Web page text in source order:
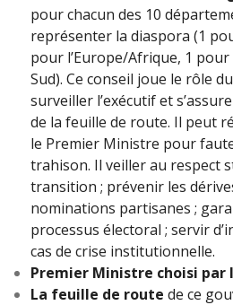
pour chacun des 10
représenter la diaspora (1
pour l’Europe/Afrique, 1
Sud). Ce conseil joue le rôle
surveiller l’exécutif et
de la feuille de route. Il peut
le Premier Ministre pour
trahison. Il veiller au respect
transition ; prévenir les
nominations partisanes ;
processus électoral ; servir
cas de crise institutionnelle.
Premier Ministre choisi par
La feuille de route de ce